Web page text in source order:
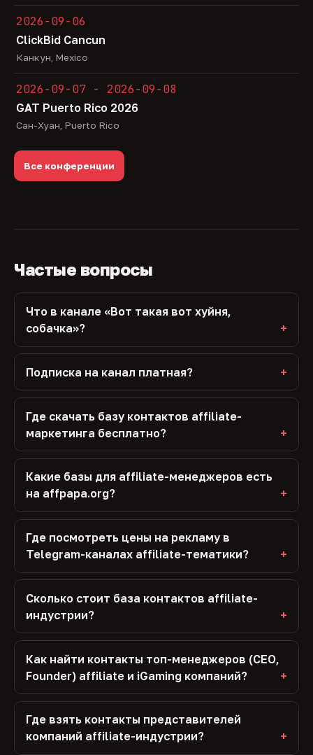
2026-09-06
ClickBid Cancun
Канкун, Mexico
2026-09-07 - 2026-09-08
GAT Puerto Rico 2026
Сан-Хуан, Puerto Rico
Все конференции
Частые вопросы
Что в канале «Вот такая вот хуйня,
собачка»?
Подписка на канал платная?
Где скачать базу контактов affiliate-
маркетинга бесплатно?
Какие базы для affiliate-менеджеров есть
на affpapa.org?
Где посмотреть цены на рекламу в
Telegram-каналах affiliate-тематики?
Сколько стоит база контактов affiliate-
индустрии?
Как найти контакты топ-менеджеров (CEO,
Founder) affiliate и iGaming компаний?
Где взять контакты представителей
компаний affiliate-индустрии?